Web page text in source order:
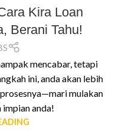
Kira Loan
Berani Tahu!
mencabar, tetapi
ini, anda akan lebih
mulakan
impian anda!